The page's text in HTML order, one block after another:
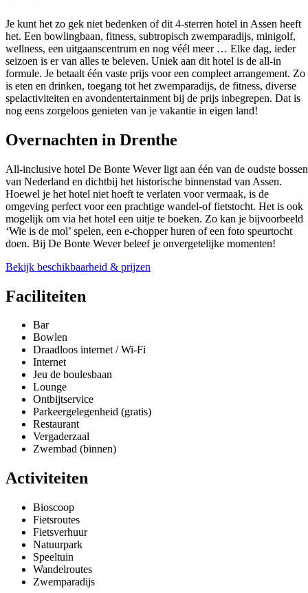
Je kunt het zo gek niet bedenken of dit 4-sterren hotel in Assen heeft
het. Een bowlingbaan, fitness, subtropisch zwemparadijs, minigolf,
wellness, een uitgaanscentrum en nog véél meer … Elke dag, ieder
seizoen is er van alles te beleven. Uniek aan dit hotel is de all-in
formule. Je betaalt één vaste prijs voor een compleet arrangement. Zo
is eten en drinken, toegang tot het zwemparadijs, de fitness, diverse
spelactiviteiten en avondentertainment bij de prijs inbegrepen. Dat is
nog eens zorgeloos genieten van je vakantie in eigen land!
Overnachten in Drenthe
All-inclusive hotel De Bonte Wever ligt aan één van de oudste bossen
van Nederland en dichtbij het historische binnenstad van Assen.
Hoewel je het hotel niet hoeft te verlaten voor vermaak, is de
omgeving perfect voor een prachtige wandel-of fietstocht. Het is ook
mogelijk om via het hotel een uitje te boeken. Zo kan je bijvoorbeeld
‘Wie is de mol’ spelen, een e-chopper huren of een foto speurtocht
doen. Bij De Bonte Wever beleef je onvergetelijke momenten!
Bekijk beschikbaarheid & prijzen
Faciliteiten
Bar
Bowlen
Draadloos internet / Wi-Fi
Internet
Jeu de boulesbaan
Lounge
Ontbijtservice
Parkeergelegenheid (gratis)
Restaurant
Vergaderzaal
Zwembad (binnen)
Activiteiten
Bioscoop
Fietsroutes
Fietsverhuur
Natuurpark
Speeltuin
Wandelroutes
Zwemparadijs